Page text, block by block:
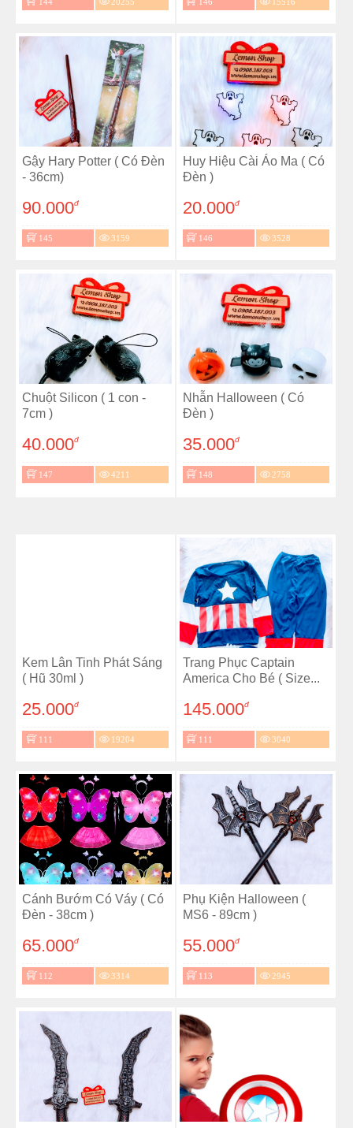
Gậy Hary Potter ( Có Đèn
- 36cm)
90.000đ
145 3159
Huy Hiệu Cài Áo Ma ( Có
Đèn )
20.000đ
146 3528
Chuột Silicon ( 1 con -
7cm )
40.000đ
147 4211
Nhẫn Halloween ( Có
Đèn )
35.000đ
148 2758
Kem Lân Tinh Phát Sáng
( Hũ 30ml )
25.000đ
111 19204
Trang Phục Captain
America Cho Bé ( Size...
145.000đ
111 3040
Cánh Bướm Có Váy ( Có
Đèn - 38cm )
65.000đ
112 3314
Phụ Kiện Halloween (
MS6 - 89cm )
55.000đ
113 2945